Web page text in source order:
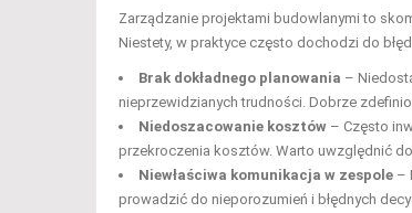
Zarządzanie projektami budowlanymi to
Niestety, w praktyce często dochodzi do
Brak dokładnego planowania –
nieprzewidzianych trudności. Dobrze
Niedoszacowanie kosztów – Często
przekroczenia kosztów. Warto uwzględnić
Niewłaściwa komunikacja w zespole –
prowadzić do nieporozumień i błędnych